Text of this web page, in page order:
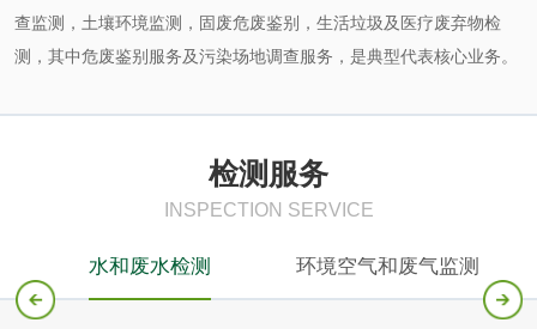
查监测，土壤环境监测，固废危废鉴别，生活垃圾及医疗废弃物检
测，其中危废鉴别服务及污染场地调查服务，是典型代表核心业务。
检测服务
INSPECTION SERVICE
水和废水检测 环境空气和废气监测